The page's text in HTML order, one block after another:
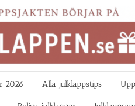
2026 Alla julklappstips